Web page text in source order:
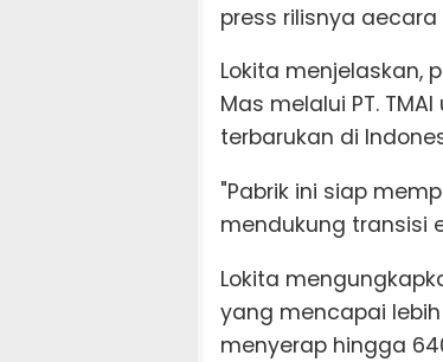
press rilisnya
Lokita menjelaskan,
Mas melalui PT.
terbarukan di
"Pabrik ini siap
mendukung transisi
Lokita
yang mencapai lebih
menyerap hingga